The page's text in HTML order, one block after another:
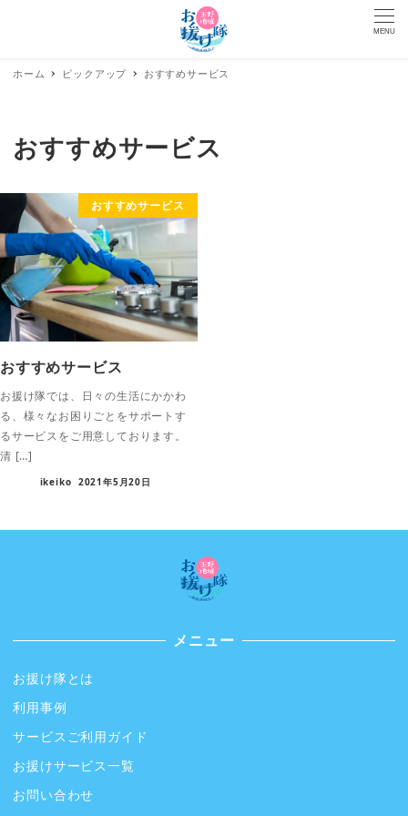
MENU
ホーム ピックアップ おすすめサービス
おすすめサービス
おすすめサービス
おすすめサービス
お援け隊では、日々の生活にかかわ
る、様々なお困りごとをサポートす
るサービスをご用意しております。
清 […]
ikeiko 2021年5月20日
メニュー
お援け隊とは
利用事例
サービスご利用ガイド
お援けサービス一覧
お問い合わせ